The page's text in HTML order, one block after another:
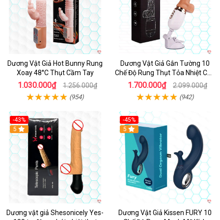
Dương Vật Giả Hot Bunny Rung
Xoay 48°C Thụt Cầm Tay
1.030.000₫ 1.256.000₫
(954)
Dương Vật Giả Gắn Tường 10
Chế Độ Rung Thụt Tỏa Nhiệt Cao
Cấp
1.700.000₫ 2.099.000₫
(942)
-43%
5
Dương vật giả Shesonicely Yes-
-45%
Hot
5
Dương Vật Giả Kissen FURY 10